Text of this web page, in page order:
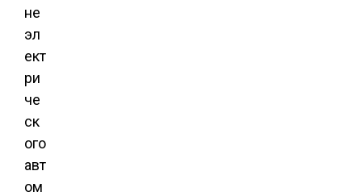
не
эл
ект
ри
че
ск
ого
авт
ом